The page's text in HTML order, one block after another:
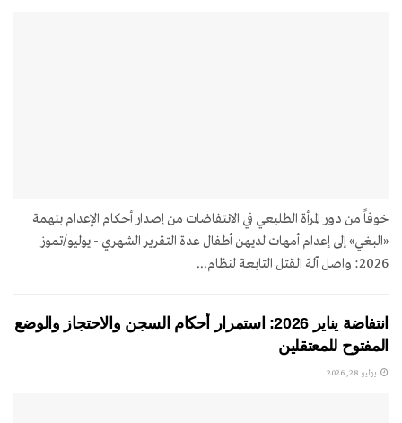
خوفاً من دور المرأة الطليعي في الانتفاضات من إصدار أحكام الإعدام بتهمة
«البغي» إلى إعدام أمهات لديهن أطفال عدة التقرير الشهري - يوليو/تموز
2026: واصل آلة القتل التابعة لنظام...
انتفاضة يناير 2026: استمرار أحكام السجن والاحتجاز والوضع
المفتوح للمعتقلين
يوليو 28, 2026